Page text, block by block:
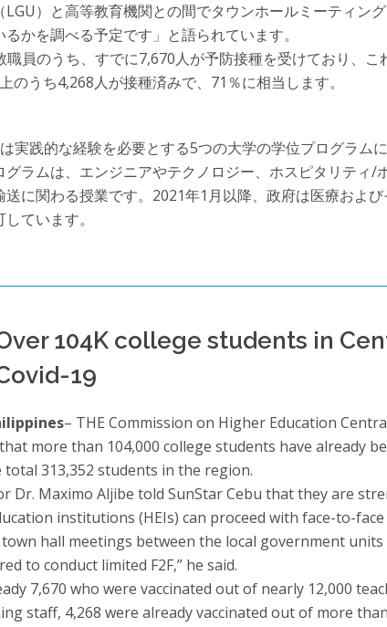
LGU）と高等教育機関との間でタウンホールミーティン
かを調べる予定です」と語られています。
職員のうち、すでに7,670人が予防接種を受けており、
のうち4,268人が接種済みで、71％に相当します。
実践的な経験を必要とする5つの大学の学位プログラム
グラムは、エンジニアやテクノロジー、ホスピタリティ
送に関わる授業です。2021年1月以降、政府は医療およ
ています。
104K college students in
19
– THE Commission on Higher Education
more than 104,000 college students have already
313,352 students in the region.
Dr. Maximo Aljibe told SunStar Cebu that they are
institutions (HEIs) can proceed with face-to-face
hall meetings between the local government
to conduct limited F2F,” he said.
7,670 who were vaccinated out of nearly 12,000
staff, 4,268 were already vaccinated out of more